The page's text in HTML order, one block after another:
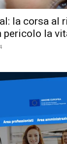
la corsa al
pericolo la